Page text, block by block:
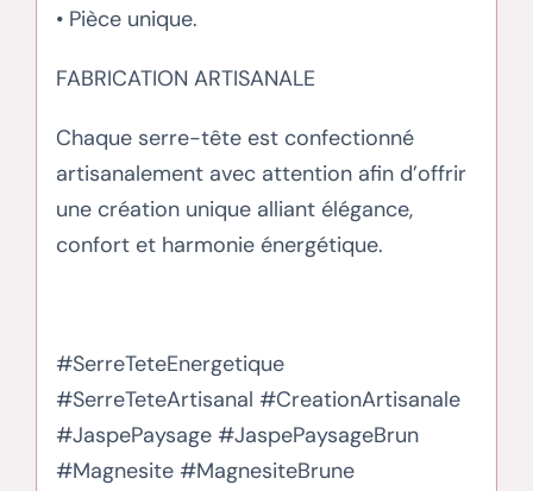
• Pièce unique.
FABRICATION ARTISANALE
Chaque serre-tête est confectionné
artisanalement avec attention afin d’offrir
une création unique alliant élégance,
confort et harmonie énergétique.
#SerreTeteEnergetique
#SerreTeteArtisanal #CreationArtisanale
#JaspePaysage #JaspePaysageBrun
#Magnesite #MagnesiteBrune